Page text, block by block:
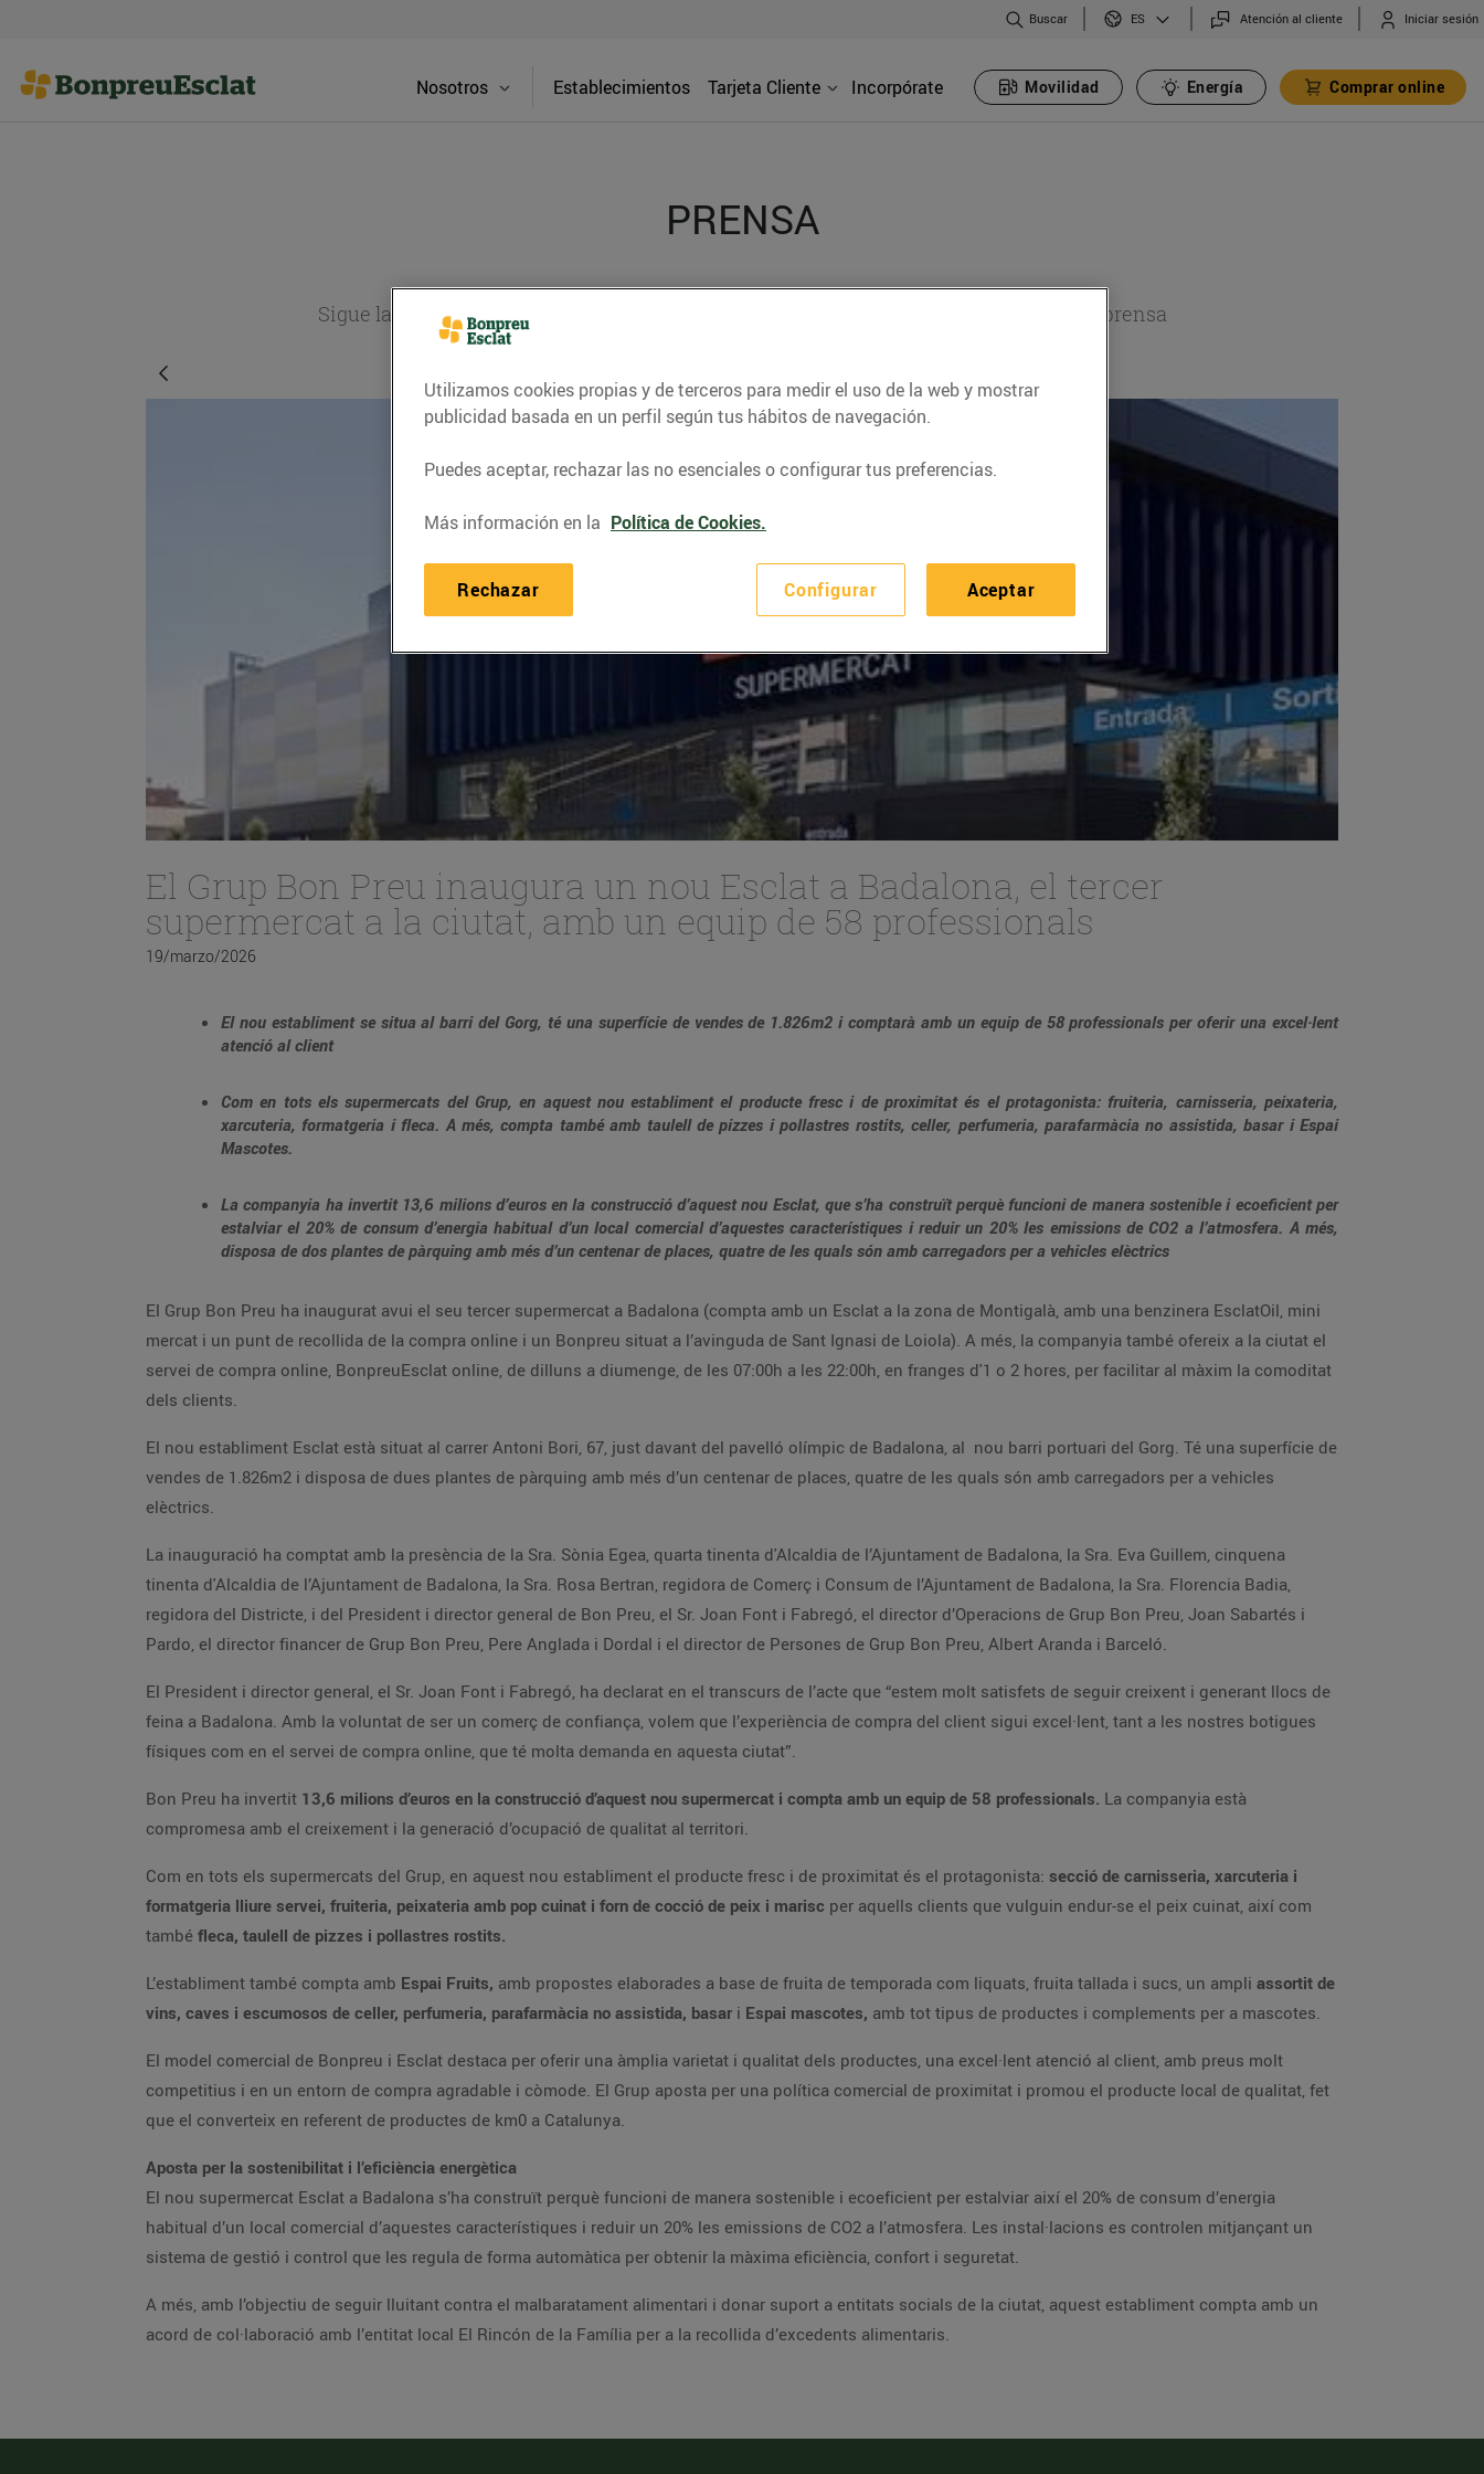
Buscar ES Atención al cliente Iniciar sesión
Nosotros Establecimientos Tarjeta Cliente Incorpórate Movilidad Energía Comprar online
PRENSA
Sigue la actualidad de los supermercados Bonpreu y Esclat a través de la sección de prensa
El Grup Bon Preu inaugura un nou Esclat a Badalona, el tercer
supermercat a la ciutat, amb un equip de 58 professionals
19/marzo/2026
El nou establiment se situa al barri del Gorg, té una superfície de vendes de 1.826m2 i comptarà amb un equip de 58 professionals per oferir una excel·lent
atenció al client
Com en tots els supermercats del Grup, en aquest nou establiment el producte fresc i de proximitat és el protagonista: fruiteria, carnisseria, peixateria,
xarcuteria, formatgeria i fleca. A més, compta també amb taulell de pizzes i pollastres rostits, celler, perfumeria, parafarmàcia no assistida, basar i Espai
Mascotes.
La companyia ha invertit 13,6 milions d’euros en la construcció d’aquest nou Esclat, que s’ha construït perquè funcioni de manera sostenible i ecoeficient per
estalviar el 20% de consum d’energia habitual d’un local comercial d’aquestes característiques i reduir un 20% les emissions de CO2 a l’atmosfera. A més,
disposa de dos plantes de pàrquing amb més d’un centenar de places, quatre de les quals són amb carregadors per a vehicles elèctrics
El Grup Bon Preu ha inaugurat avui el seu tercer supermercat a Badalona (compta amb un Esclat a la zona de Montigalà, amb una benzinera EsclatOil, mini
mercat i un punt de recollida de la compra online i un Bonpreu situat a l’avinguda de Sant Ignasi de Loiola). A més, la companyia també ofereix a la ciutat el
servei de compra online, BonpreuEsclat online, de dilluns a diumenge, de les 07:00h a les 22:00h, en franges d'1 o 2 hores, per facilitar al màxim la comoditat
dels clients.
El nou establiment Esclat està situat al carrer Antoni Bori, 67, just davant del pavelló olímpic de Badalona, al nou barri portuari del Gorg. Té una superfície de
vendes de 1.826m2 i disposa de dues plantes de pàrquing amb més d’un centenar de places, quatre de les quals són amb carregadors per a vehicles
elèctrics.
La inauguració ha comptat amb la presència de la Sra. Sònia Egea, quarta tinenta d'Alcaldia de l’Ajuntament de Badalona, la Sra. Eva Guillem, cinquena
tinenta d'Alcaldia de l’Ajuntament de Badalona, la Sra. Rosa Bertran, regidora de Comerç i Consum de l’Ajuntament de Badalona, la Sra. Florencia Badia,
regidora del Districte, i del President i director general de Bon Preu, el Sr. Joan Font i Fabregó, el director d’Operacions de Grup Bon Preu, Joan Sabartés i
Pardo, el director financer de Grup Bon Preu, Pere Anglada i Dordal i el director de Persones de Grup Bon Preu, Albert Aranda i Barceló.
El President i director general, el Sr. Joan Font i Fabregó, ha declarat en el transcurs de l’acte que “estem molt satisfets de seguir creixent i generant llocs de
feina a Badalona. Amb la voluntat de ser un comerç de confiança, volem que l’experiència de compra del client sigui excel·lent, tant a les nostres botigues
físiques com en el servei de compra online, que té molta demanda en aquesta ciutat”.
Bon Preu ha invertit 13,6 milions d’euros en la construcció d’aquest nou supermercat i compta amb un equip de 58 professionals. La companyia està
compromesa amb el creixement i la generació d’ocupació de qualitat al territori.
Com en tots els supermercats del Grup, en aquest nou establiment el producte fresc i de proximitat és el protagonista: secció de carnisseria, xarcuteria i
formatgeria lliure servei, fruiteria, peixateria amb pop cuinat i forn de cocció de peix i marisc per aquells clients que vulguin endur-se el peix cuinat, així com
també fleca, taulell de pizzes i pollastres rostits.
L’establiment també compta amb Espai Fruits, amb propostes elaborades a base de fruita de temporada com liquats, fruita tallada i sucs, un ampli assortit de
vins, caves i escumosos de celler, perfumeria, parafarmàcia no assistida, basar i Espai mascotes, amb tot tipus de productes i complements per a mascotes.
El model comercial de Bonpreu i Esclat destaca per oferir una àmplia varietat i qualitat dels productes, una excel·lent atenció al client, amb preus molt
competitius i en un entorn de compra agradable i còmode. El Grup aposta per una política comercial de proximitat i promou el producte local de qualitat, fet
que el converteix en referent de productes de km0 a Catalunya.
Aposta per la sostenibilitat i l’eficiència energètica
El nou supermercat Esclat a Badalona s’ha construït perquè funcioni de manera sostenible i ecoeficient per estalviar així el 20% de consum d’energia
habitual d’un local comercial d’aquestes característiques i reduir un 20% les emissions de CO2 a l’atmosfera. Les instal·lacions es controlen mitjançant un
sistema de gestió i control que les regula de forma automàtica per obtenir la màxima eficiència, confort i seguretat.
A més, amb l’objectiu de seguir lluitant contra el malbaratament alimentari i donar suport a entitats socials de la ciutat, aquest establiment compta amb un
acord de col·laboració amb l’entitat local El Rincón de la Família per a la recollida d’excedents alimentaris.
Utilizamos cookies propias y de terceros para medir el uso de la web y mostrar
publicidad basada en un perfil según tus hábitos de navegación.
Puedes aceptar, rechazar las no esenciales o configurar tus preferencias.
Más información en la Política de Cookies.
Configurar
Rechazar Aceptar